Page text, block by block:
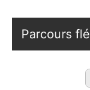
Parcours